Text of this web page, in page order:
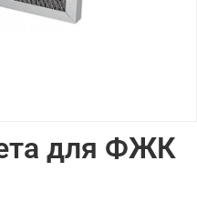
для ФЖК